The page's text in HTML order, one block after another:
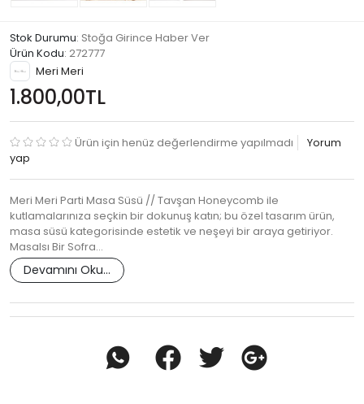
Stok Durumu: Stoğa Girince Haber Ver
Ürün Kodu: 272777
Meri Meri
1.800,00TL
Ürün için henüz değerlendirme yapılmadı
Yorum
yap
Meri Meri Parti Masa Süsü // Tavşan Honeycomb ile
kutlamalarınıza seçkin bir dokunuş katın; bu özel tasarım ürün,
masa süsü kategorisinde estetik ve neşeyi bir araya getiriyor.
Masalsı Bir Sofra…
Devamını Oku...